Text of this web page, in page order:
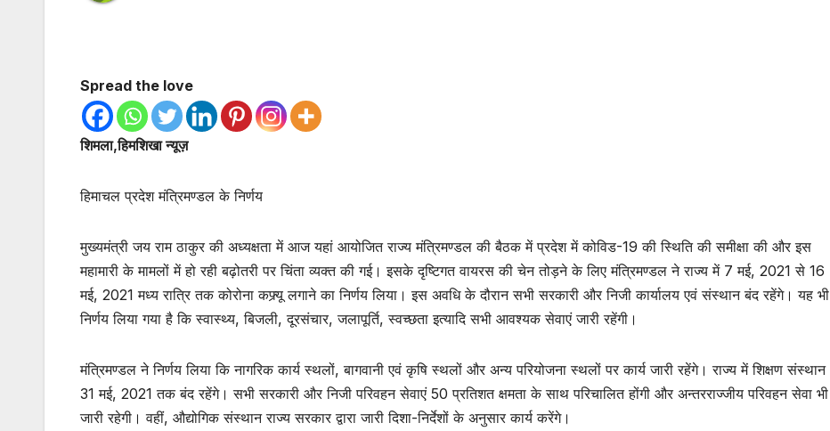
Spread the love
शिमला,हिमशिखा न्यूज़
हिमाचल प्रदेश मंत्रिमण्डल के निर्णय
मुख्यमंत्री जय राम ठाकुर की अध्यक्षता में आज यहां आयोजित राज्य मंत्रिमण्डल की बैठक में प्रदेश में कोविड-19 की स्थिति की समीक्षा की और इस
महामारी के मामलों में हो रही बढ़ोतरी पर चिंता व्यक्त की गई। इसके दृष्टिगत वायरस की चेन तोड़ने के लिए मंत्रिमण्डल ने राज्य में 7 मई, 2021 से 16
मई, 2021 मध्य रात्रि तक कोरोना कफ्र्यू लगाने का निर्णय लिया। इस अवधि के दौरान सभी सरकारी और निजी कार्यालय एवं संस्थान बंद रहेंगे। यह भी
निर्णय लिया गया है कि स्वास्थ्य, बिजली, दूरसंचार, जलापूर्ति, स्वच्छता इत्यादि सभी आवश्यक सेवाएं जारी रहेंगी।
मंत्रिमण्डल ने निर्णय लिया कि नागरिक कार्य स्थलों, बागवानी एवं कृषि स्थलों और अन्य परियोजना स्थलों पर कार्य जारी रहेंगे। राज्य में शिक्षण संस्थान
31 मई, 2021 तक बंद रहेंगे। सभी सरकारी और निजी परिवहन सेवाएं 50 प्रतिशत क्षमता के साथ परिचालित होंगी और अन्तरराज्जीय परिवहन सेवा भी
जारी रहेगी। वहीं, औद्योगिक संस्थान राज्य सरकार द्वारा जारी दिशा-निर्देशों के अनुसार कार्य करेंगे।